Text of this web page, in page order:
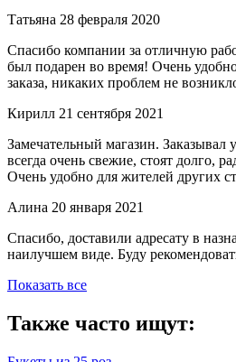
Татьяна 28 февраля 2020
Спасибо компании за отличную
был подарен во время! Очень
заказа, никаких проблем не
Кирилл 21 сентября 2021
Замечательный магазин. Заказывал
всегда очень свежие, стоят долго,
Очень удобно для жителей других
Алина 20 января 2021
Спасибо, доставили адресату в
наилучшем виде. Буду
Показать все
Также часто ищут: